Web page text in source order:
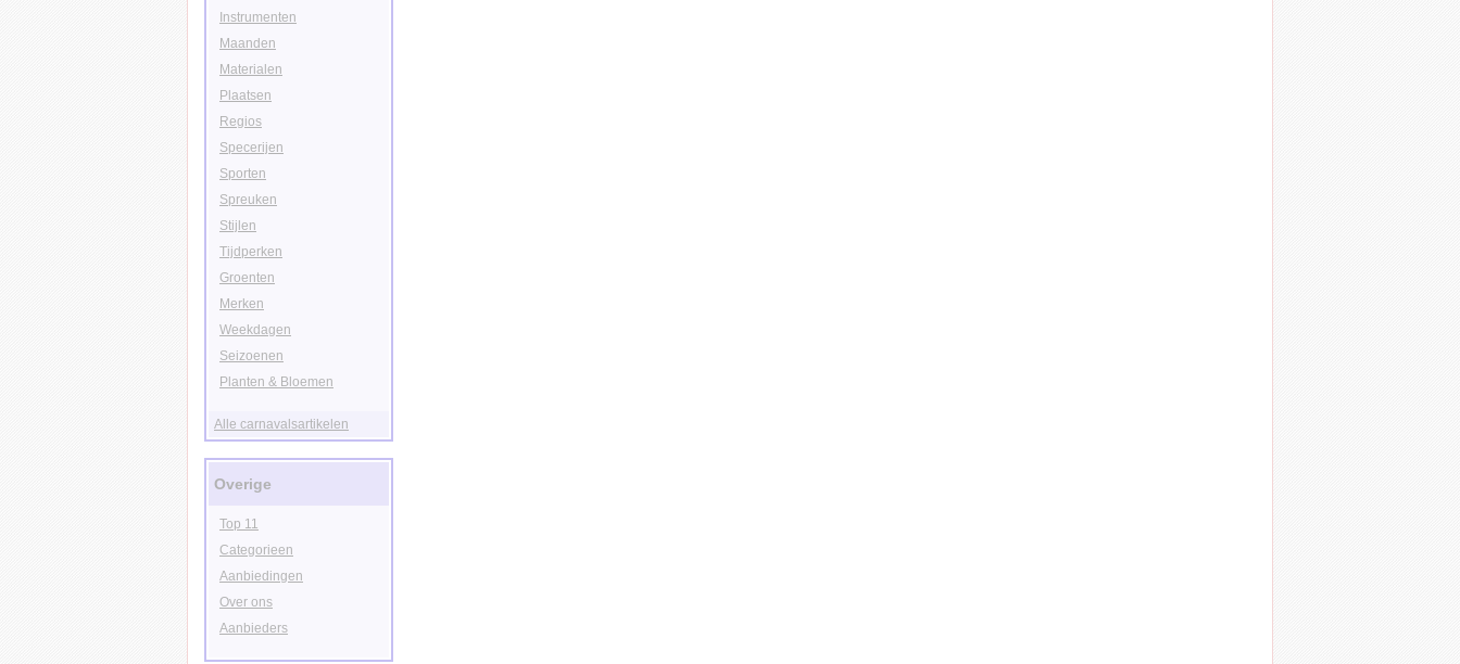
Instrumenten
Maanden
Materialen
Plaatsen
Regios
Specerijen
Sporten
Spreuken
Stijlen
Tijdperken
Groenten
Merken
Weekdagen
Seizoenen
Planten & Bloemen
Alle carnavalsartikelen
Overige
Top 11
Categorieen
Aanbiedingen
Over ons
Aanbieders